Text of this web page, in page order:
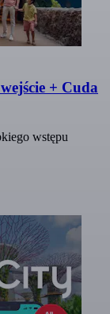
+ Cuda
wstępu